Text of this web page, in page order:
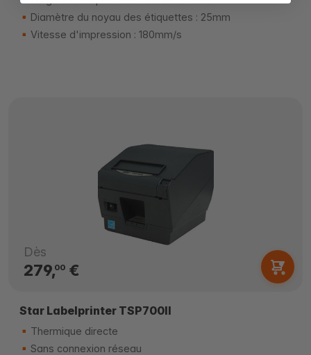
Diamètre du noyau des étiquettes : 25mm
Vitesse d'impression : 180mm/s
Dès
279,00€
Star Labelprinter TSP700II
Thermique directe
Sans connexion réseau